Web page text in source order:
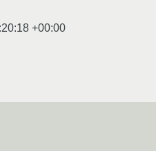
+00:00